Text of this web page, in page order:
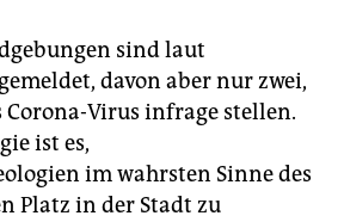
sind laut
davon aber nur zwei,
Corona-Virus infrage stellen.
ist es,
im wahrsten Sinne des
Platz in der Stadt zu